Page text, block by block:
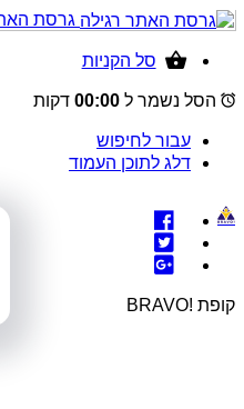
גרסת
סל הקניות
הסל נשמר ל 00:00 דקות
עבור לחיפוש
דלג לתוכן העמוד
קופת !BRAVO